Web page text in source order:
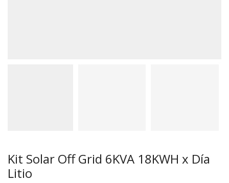
Kit Solar Off Grid 6KVA 18KWH x Día
Litio